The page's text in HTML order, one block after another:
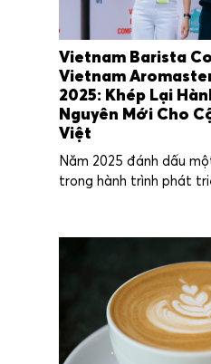
Vietnam Barista
Vietnam
2025: Khép Lại
Nguyên Mới Cho
Việt
Năm 2025 đánh dấu
trong hành trình phát